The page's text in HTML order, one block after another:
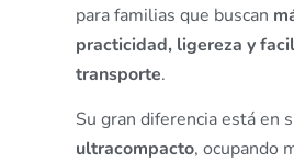
para familias que buscan
practicidad, ligereza y
transporte.
Su gran diferencia está en
ultracompacto, ocupando